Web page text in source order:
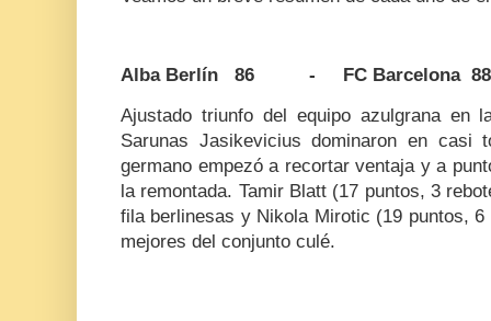
Alba Berlín 86 - FC Barcelona 88
Ajustado triunfo del equipo azulgrana en
Sarunas Jasikevicius dominaron en casi
germano empezó a recortar ventaja y a
la remontada. Tamir Blatt (17 puntos, 3
fila berlinesas y Nikola Mirotic (19 puntos,
mejores del conjunto culé.